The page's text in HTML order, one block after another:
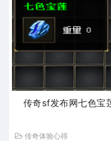
传奇sf发布网七色宝
传奇体验心得